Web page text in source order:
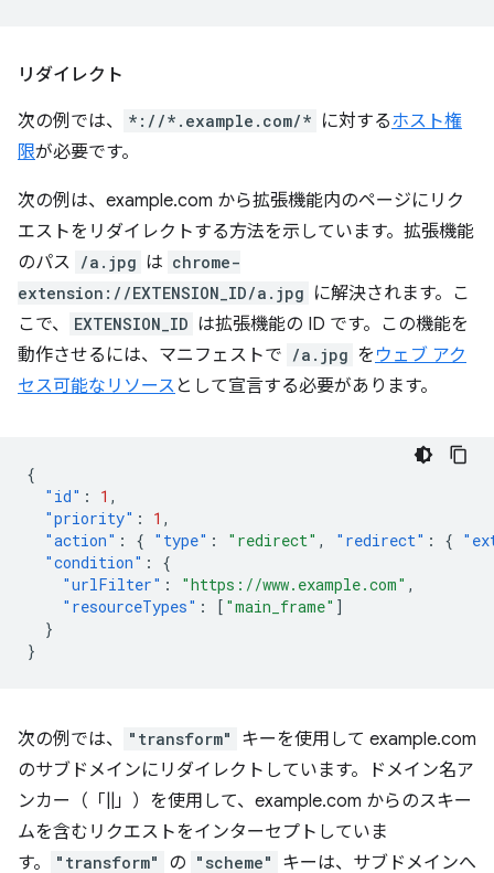
リダイレクト
次の例では、 *://*.example.com/* に対するホスト権
限が必要です。
次の例は、example.com から拡張機能内のページにリク
エストをリダイレクトする方法を示しています。拡張機能
のパス /a.jpg は chrome-
extension://EXTENSION_ID/a.jpg に解決されます。こ
こで、
EXTENSION_ID は拡張機能の ID です。この機能を
動作させるには、マニフェストで /a.jpg を ウェブ アク
セス可能なリソース として宣言する必要があります。
{
"id" : 1 ,
"priority" : 1 ,
"action" : { "type" : "redirect" , "redirect" : {
"condition" :
{
"urlFilter" : "https://www.example.com" ,
"resourceTypes" : [ "main_frame" ]
}
}
次の例では、 "transform"
キーを使用して example.com
のサブドメインにリダイレクトしています。ドメイン名ア
ンカー（「||」）を使用して、example.com からのスキー
ムを含むリクエストをインターセプトしていま
す。
"transform" の "scheme" キーは、サブドメインへ